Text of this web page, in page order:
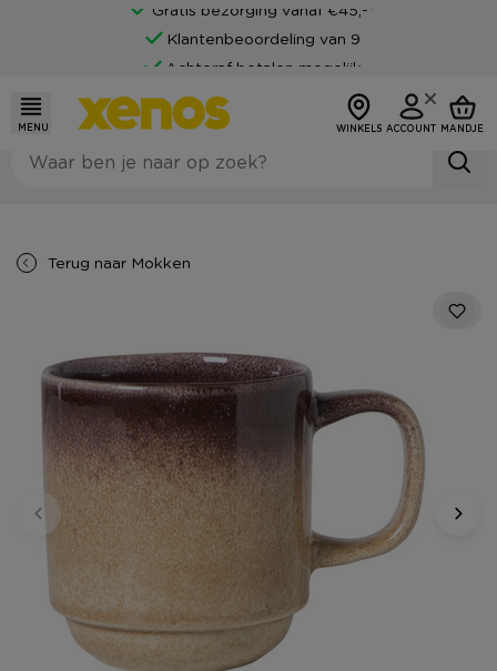
Gratis bezorging vanaf €45,-*
Klantenbeoordeling van 9
Achteraf betalen mogelijk
MENU WINKELS ACCOUNT MANDJE
Terug naar Mokken